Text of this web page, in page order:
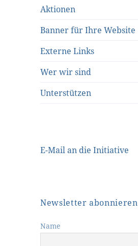
Aktionen
Banner für Ihre Website
Externe Links
Wer wir sind
Unterstützen
E-Mail an die Initiative
Newsletter abonnieren
Name